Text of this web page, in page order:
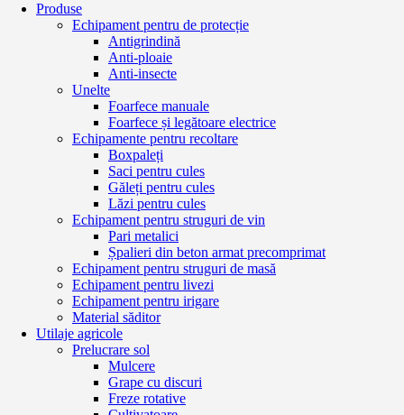
Produse
Echipament pentru de protecție
Antigrindină
Anti-ploaie
Anti-insecte
Unelte
Foarfece manuale
Foarfece și legătoare electrice
Echipamente pentru recoltare
Boxpaleți
Saci pentru cules
Găleți pentru cules
Lăzi pentru cules
Echipament pentru struguri de vin
Pari metalici
Șpalieri din beton armat precomprimat
Echipament pentru struguri de masă
Echipament pentru livezi
Echipament pentru irigare
Material săditor
Utilaje agricole
Prelucrare sol
Mulcere
Grape cu discuri
Freze rotative